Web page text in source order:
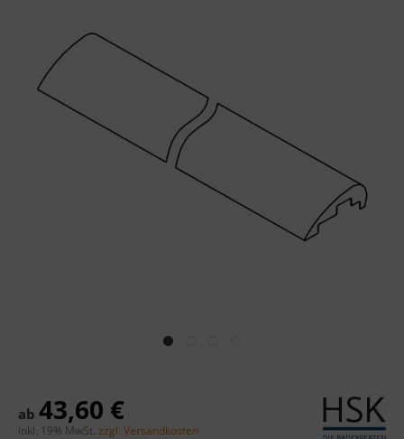
ab 43,60 €
inkl. 19% MwSt. zzgl. Versandkosten